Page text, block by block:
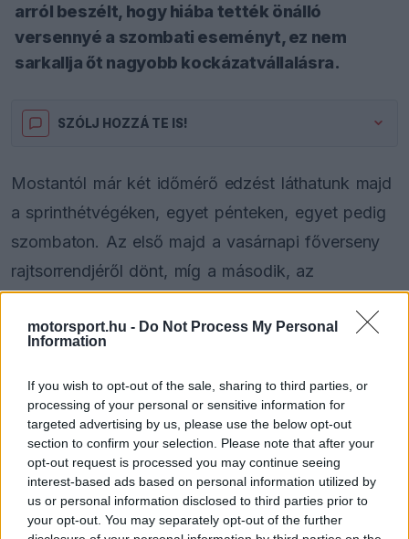
motorsport.hu - Do Not Process My Personal
Information
If you wish to opt-out of the sale, sharing to third parties, or
processing of your personal or sensitive information for
targeted advertising by us, please use the below opt-out
section to confirm your selection. Please note that after your
opt-out request is processed you may continue seeing
interest-based ads based on personal information utilized by
us or personal information disclosed to third parties prior to
your opt-out. You may separately opt-out of the further
arról beszélt, hogy hiába tették önálló
versennyé a szombati eseményt, ez nem
sarkallja őt nagyobb kockázatvállalásra.
SZÓLJ HOZZÁ TE IS!
Mostantól már két időmérő edzést láthatunk majd
a sprinthétvégéken, egyet pénteken, egyet pedig
szombaton. Az első majd a vasárnapi főverseny
rajtsorrendjéről dönt, míg a második, az
délutáni sprintverseny rajtfelállásáról.
Ezen módosításokra részben azért került sor, mert
a versenyzők alapvetően nem akartak túl nagy
kockázatot vállalni, hiszen tudták, hogy ha hibát
vétenek, akkor ugrott a jó vasárnapi szereplés
lehetősége. Ez most lényegében megszűnt azzal,
hogy a sprint egy önálló viadal lett, ahol az első